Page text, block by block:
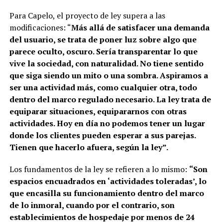
Para Capelo, el proyecto de ley supera a las
modificaciones: “Más allá de satisfacer una demanda
del usuario, se trata de poner luz sobre algo que
parece oculto, oscuro. Sería transparentar lo que
vive la sociedad, con naturalidad. No tiene sentido
que siga siendo un mito o una sombra. Aspiramos a
ser una actividad más, como cualquier otra, todo
dentro del marco regulado necesario. La ley trata de
equiparar situaciones, equipararnos con otras
actividades. Hoy en día no podemos tener un lugar
donde los clientes pueden esperar a sus parejas.
Tienen que hacerlo afuera, según la ley”.
Los fundamentos de la ley se refieren a lo mismo: “Son
espacios encuadrados en ‘actividades toleradas’, lo
que encasilla su funcionamiento dentro del marco
de lo inmoral, cuando por el contrario, son
establecimientos de hospedaje por menos de 24